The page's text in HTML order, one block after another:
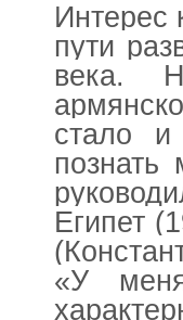
Интерес
пути
века.
стало
познать
Египет
«У